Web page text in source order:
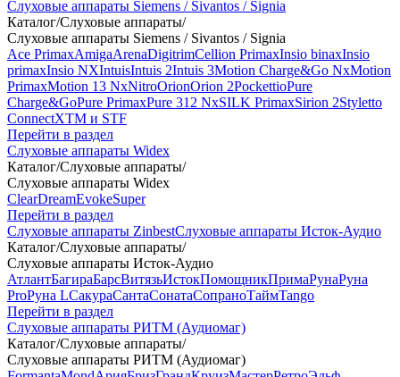
Слуховые аппараты Siemens / Sivantos / Signia
Каталог/Слуховые аппараты/
Слуховые аппараты Siemens / Sivantos / Signia
Ace PrimaxAmigaArenaDigitrimCellion PrimaxInsio binaxInsio
primaxInsio NXIntuisIntuis 2Intuis 3Motion Charge&Go NxMotion
PrimaxMotion 13 NxNitroOrionOrion 2PockettioPure
Charge&GoPure PrimaxPure 312 NxSILK PrimaxSirion 2Styletto
ConnectXTM и STF
Перейти в раздел
Слуховые аппараты Widex
Каталог/Слуховые аппараты/
Слуховые аппараты Widex
ClearDreamEvokeSuper
Перейти в раздел
Слуховые аппараты ZinbestСлуховые аппараты Исток-Аудио
Каталог/Слуховые аппараты/
Слуховые аппараты Исток-Аудио
АтлантБагираБарсВитязьИстокПомощникПримаРунаРуна
ProРуна LСакураСантаСонатаСопраноТаймTango
Перейти в раздел
Слуховые аппараты РИТМ (Аудиомаг)
Каталог/Слуховые аппараты/
Слуховые аппараты РИТМ (Аудиомаг)